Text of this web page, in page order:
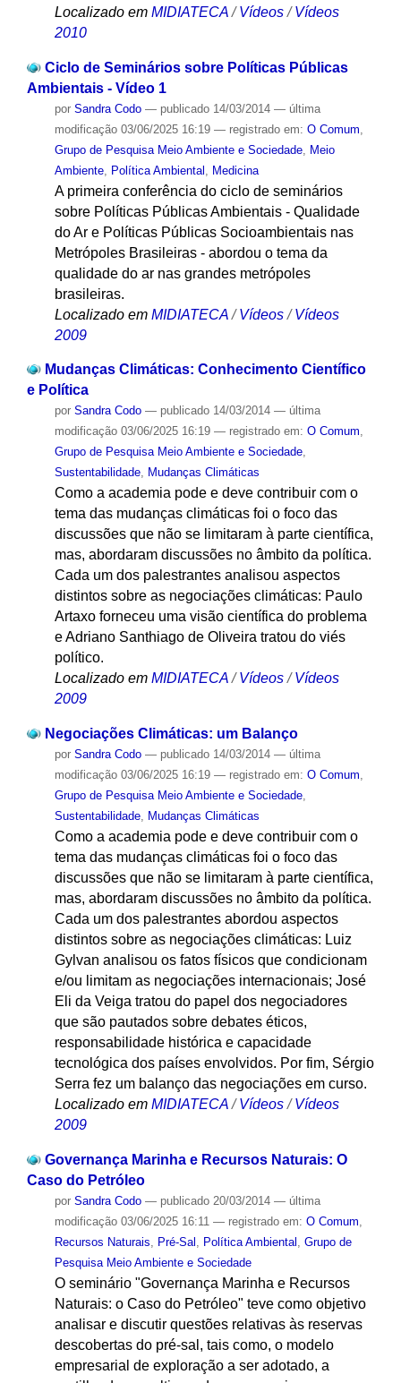
Localizado em MIDIATECA /Vídeos /Vídeos
2010
Ciclo de Seminários sobre Políticas Públicas
Ambientais - Vídeo 1
por Sandra Codo — publicado14/03/2014 — última
modificação03/06/2025 16:19 — registrado em: O Comum
Grupo de Pesquisa Meio Ambiente e Sociedade, Meio
Ambiente, Política Ambiental Medicina
A primeira conferência do ciclo de seminários
sobre Políticas Públicas Ambientais - Qualidade
do Ar e Políticas Públicas Socioambientais nas
Metrópoles Brasileiras - abordou o tema da
qualidade do ar nas grandes metrópoles
brasileiras.
Localizado em MIDIATECA /Vídeos /Vídeos
2009
Mudanças Climáticas: Conhecimento Científico
e Política
por Sandra Codo — publicado14/03/2014 — última
modificação03/06/2025 16:19 — registrado em: O Comum,
Grupo de Pesquisa Meio Ambiente e Sociedade,
Sustentabilidade, Mudanças Climáticas
Como a academia pode e deve contribuir com o
tema das mudanças climáticas foi o foco das
discussões que não se limitaram à parte científica,
mas, abordaram discussões no âmbito da política.
Cada um dos palestrantes analisou aspectos
distintos sobre as negociações climáticas: Paulo
Artaxo forneceu uma visão científica do problema
e Adriano Santhiago de Oliveira tratou do viés
político.
Localizado em MIDIATECA /Vídeos /Vídeos
2009
Negociações Climáticas: um Balanço
por Sandra Codo — publicado14/03/2014 — última
modificação03/06/2025 16:19 — registrado em: O Comum,
Grupo de Pesquisa Meio Ambiente e Sociedade,
Sustentabilidade, Mudanças Climáticas
Como a academia pode e deve contribuir com o
tema das mudanças climáticas foi o foco das
discussões que não se limitaram à parte científica,
mas, abordaram discussões no âmbito da política.
Cada um dos palestrantes abordou aspectos
distintos sobre as negociações climáticas: Luiz
Gylvan analisou os fatos físicos que condicionam
e/ou limitam as negociações internacionais; José
Eli da Veiga tratou do papel dos negociadores
que são pautados sobre debates éticos,
responsabilidade histórica e capacidade
tecnológica dos países envolvidos. Por fim, Sérgio
Serra fez um balanço das negociações em curso.
Localizado em MIDIATECA /Vídeos /Vídeos
2009
Governança Marinha e Recursos Naturais: O
Caso do Petróleo
por Sandra Codo — publicado20/03/2014 — última
modificação03/06/2025 16:11 — registrado em: O Comum
Recursos Naturais
Pré-Sal Política Ambiental Grupo de
Pesquisa Meio Ambiente e Sociedade
O seminário "Governança Marinha e Recursos
Naturais: o Caso do Petróleo" teve como objetivo
analisar e discutir questões relativas às reservas
descobertas do pré-sal, tais como, o modelo
empresarial de exploração a ser adotado, a